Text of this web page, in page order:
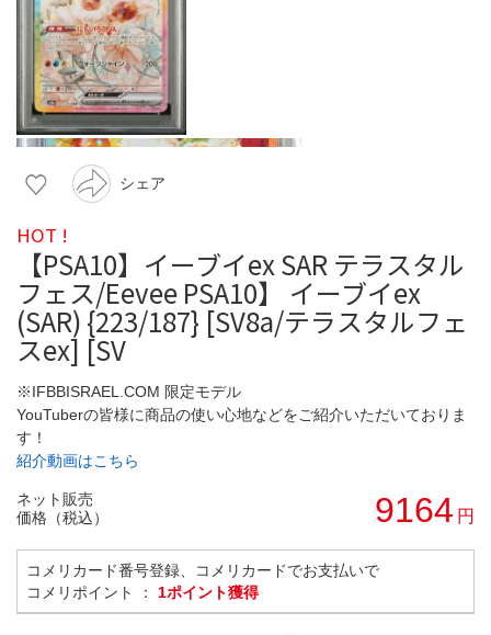
シェア
HOT !
【PSA10】イーブイex SAR テラスタル
フェス/Eevee PSA10】 イーブイex
(SAR) {223/187} [SV8a/テラスタルフェ
スex] [SV
※IFBBISRAEL.COM 限定モデル
YouTuberの皆様に商品の使い心地などをご紹介いただいておりま
す！
紹介動画はこちら
ネット販売
価格（税込）
9164 円
コメリカード番号登録、コメリカードでお支払いで
コメリポイント ： 1ポイント獲得